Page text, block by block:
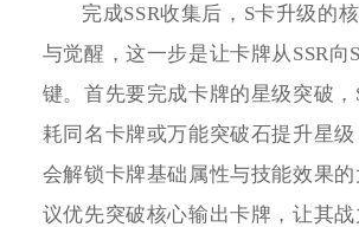
完成SSR收集后，S卡升级的
与觉醒，这一步是让卡牌从SSR向
键。首先要完成卡牌的星级突破，
耗同名卡牌或万能突破石提升星
会解锁卡牌基础属性与技能效果
议优先突破核心输出卡牌，让其